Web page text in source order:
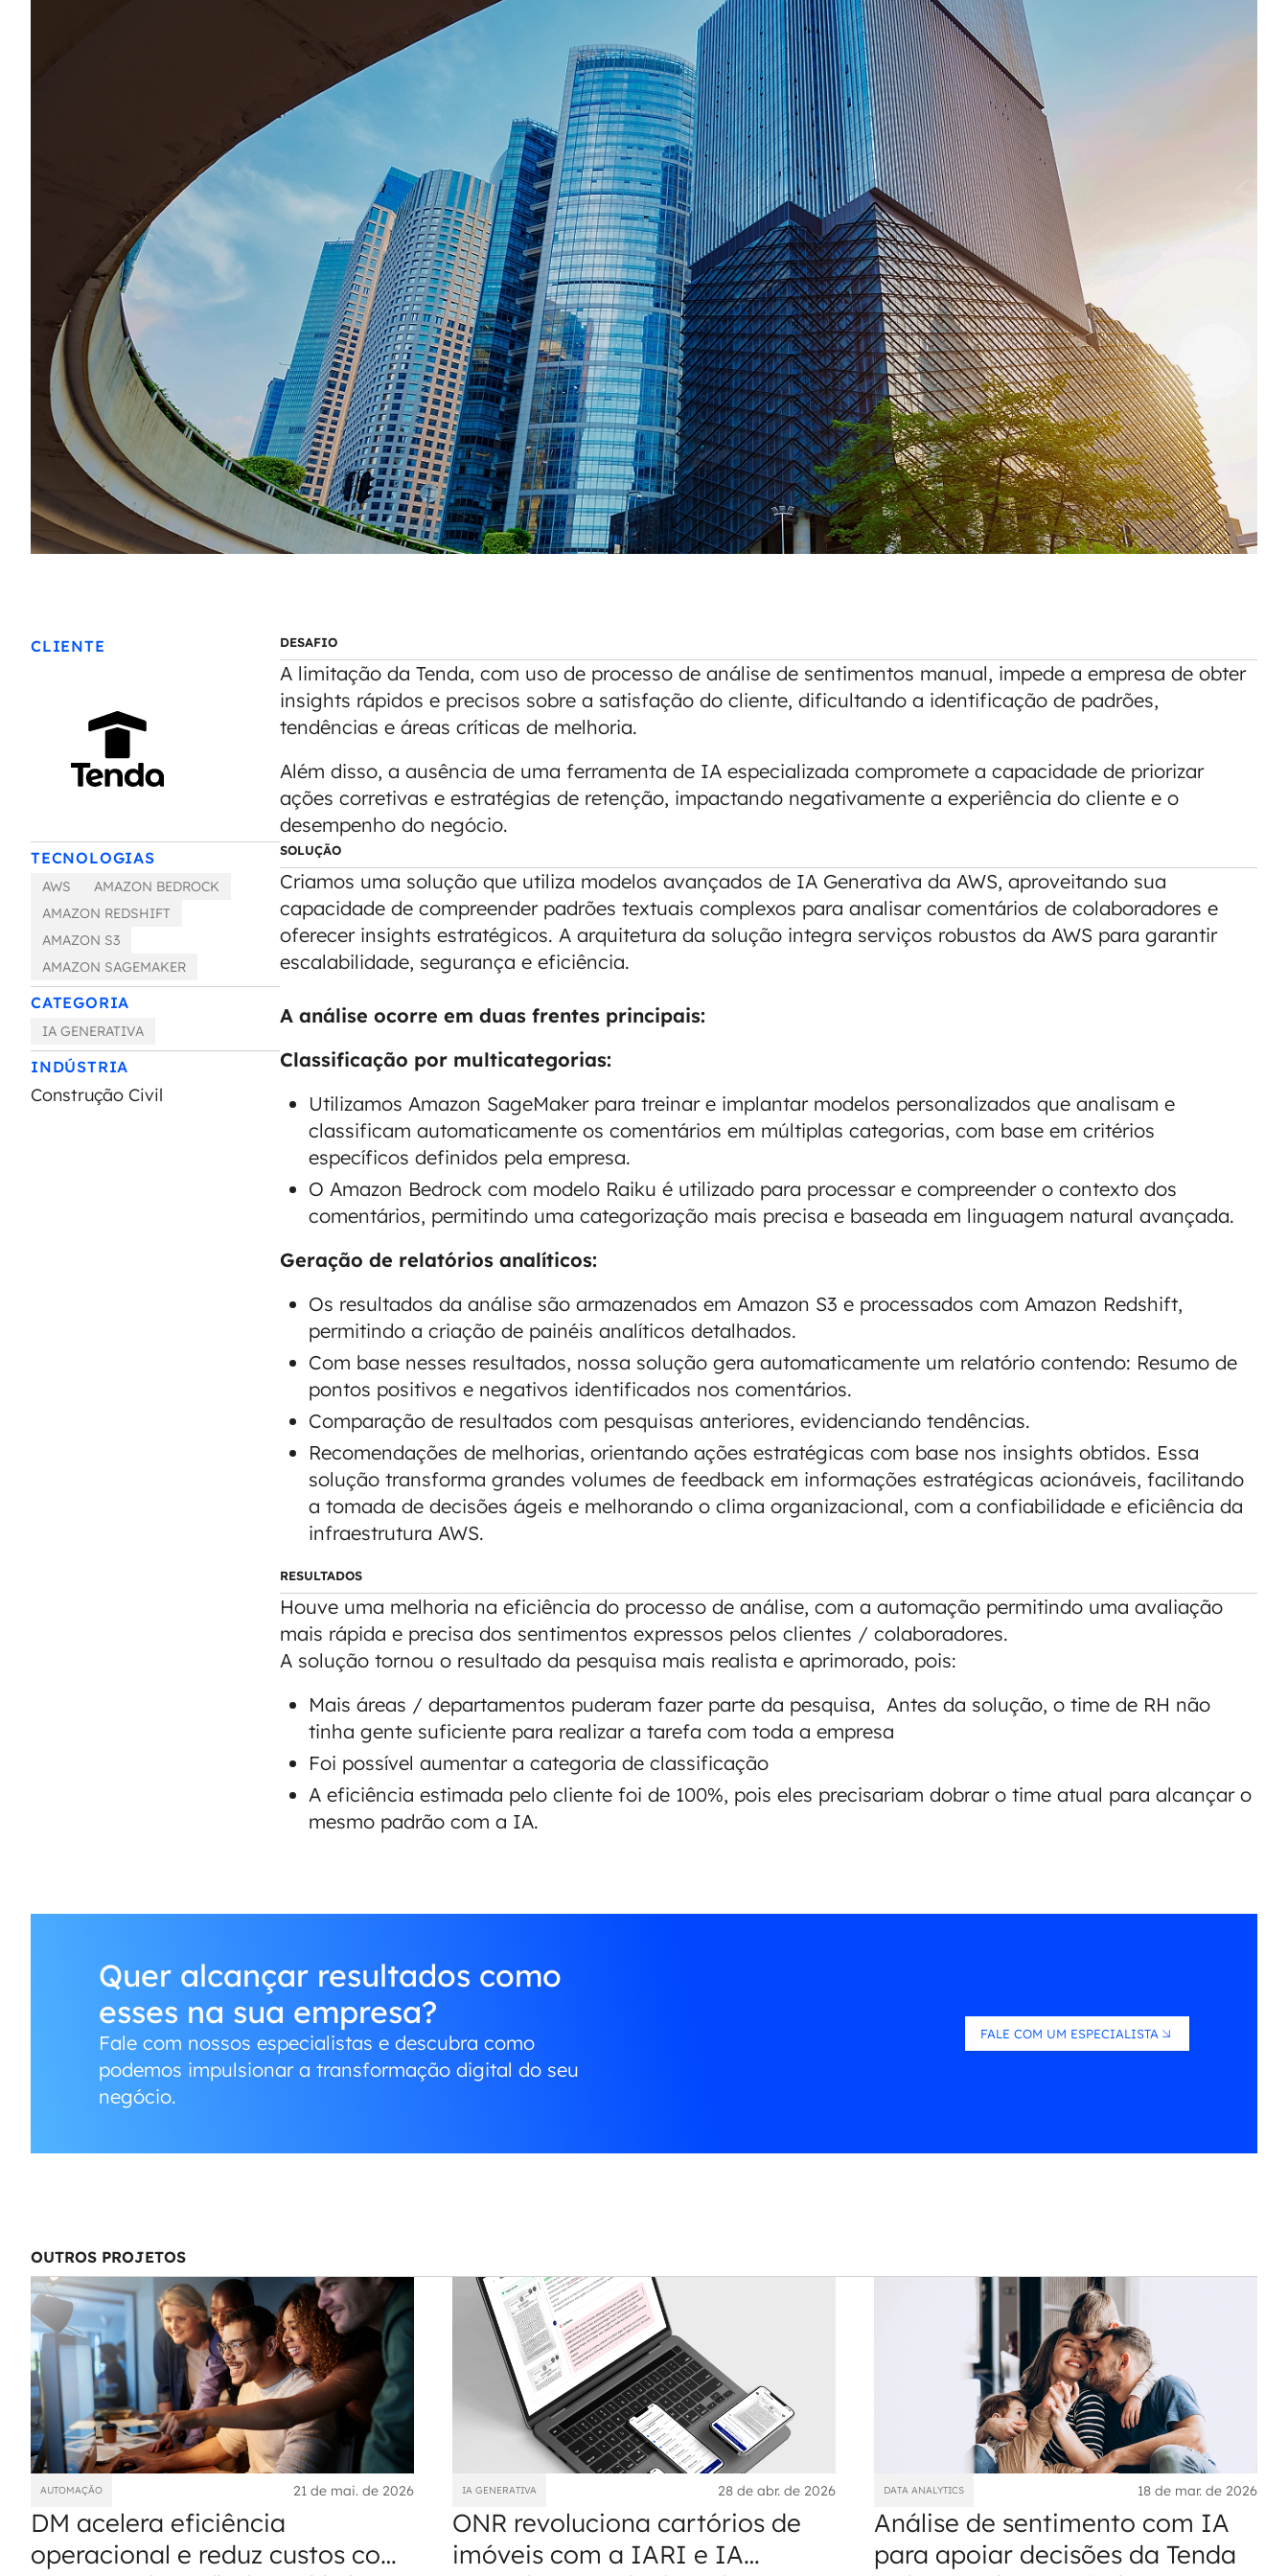
CLIENTE
TECNOLOGIAS
AWS
AMAZON BEDROCK
AMAZON REDSHIFT
AMAZON S3
AMAZON SAGEMAKER
CATEGORIA
IA GENERATIVA
INDÚSTRIA
Construção Civil
DESAFIO
A limitação da Tenda, com uso de processo de análise de sentimentos manual, impede a empresa de obter
insights rápidos e precisos sobre a satisfação do cliente, dificultando a identificação de padrões,
tendências e áreas críticas de melhoria.
Além disso, a ausência de uma ferramenta de IA especializada compromete a capacidade de priorizar
ações corretivas e estratégias de retenção, impactando negativamente a experiência do cliente e o
desempenho do negócio.
SOLUÇÃO
Criamos uma solução que utiliza modelos avançados de IA Generativa da AWS, aproveitando sua
capacidade de compreender padrões textuais complexos para analisar comentários de colaboradores e
oferecer insights estratégicos. A arquitetura da solução integra serviços robustos da AWS para garantir
escalabilidade, segurança e eficiência.
A análise ocorre em duas frentes principais:
Classificação por multicategorias:
Utilizamos Amazon SageMaker para treinar e implantar modelos personalizados que analisam e
classificam automaticamente os comentários em múltiplas categorias, com base em critérios
específicos definidos pela empresa.
O Amazon Bedrock com modelo Raiku é utilizado para processar e compreender o contexto dos
comentários, permitindo uma categorização mais precisa e baseada em linguagem natural avançada.
Geração de relatórios analíticos:
Os resultados da análise são armazenados em Amazon S3 e processados com Amazon Redshift,
permitindo a criação de painéis analíticos detalhados.
Com base nesses resultados, nossa solução gera automaticamente um relatório contendo: Resumo de
pontos positivos e negativos identificados nos comentários.
Comparação de resultados com pesquisas anteriores, evidenciando tendências.
Recomendações de melhorias, orientando ações estratégicas com base nos insights obtidos. Essa
solução transforma grandes volumes de feedback em informações estratégicas acionáveis, facilitando
a tomada de decisões ágeis e melhorando o clima organizacional, com a confiabilidade e eficiência da
infraestrutura AWS.
RESULTADOS
Houve uma melhoria na eficiência do processo de análise, com a automação permitindo uma avaliação
mais rápida e precisa dos sentimentos expressos pelos clientes / colaboradores.
A solução tornou o resultado da pesquisa mais realista e aprimorado, pois:
Mais áreas / departamentos puderam fazer parte da pesquisa, Antes da solução, o time de RH não
tinha gente suficiente para realizar a tarefa com toda a empresa
Foi possível aumentar a categoria de classificação
A eficiência estimada pelo cliente foi de 100%, pois eles precisariam dobrar o time atual para alcançar o
mesmo padrão com a IA.
Quer alcançar resultados como
esses na sua empresa?
Fale com nossos especialistas e descubra como
podemos impulsionar a transformação digital do seu
negócio.
FALE COM UM ESPECIALISTA
OUTROS PROJETOS
AUTOMAÇÃO 21 de mai. de 2026
DM acelera eficiência
operacional e reduz custos com
IA GENERATIVA 28 de abr. de 2026
ONR revoluciona cartórios de
imóveis com a IARI e IA
DATA ANALYTICS 18 de mar. de 2026
Análise de sentimento com IA
para apoiar decisões da Tenda